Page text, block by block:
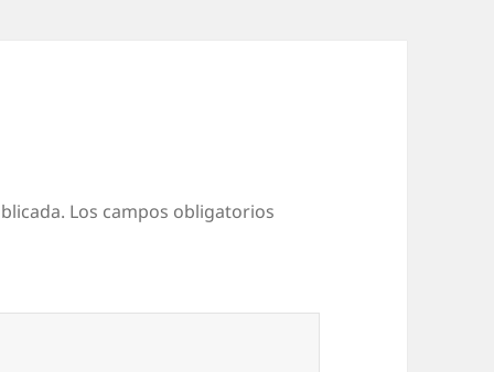
Los campos obligatorios